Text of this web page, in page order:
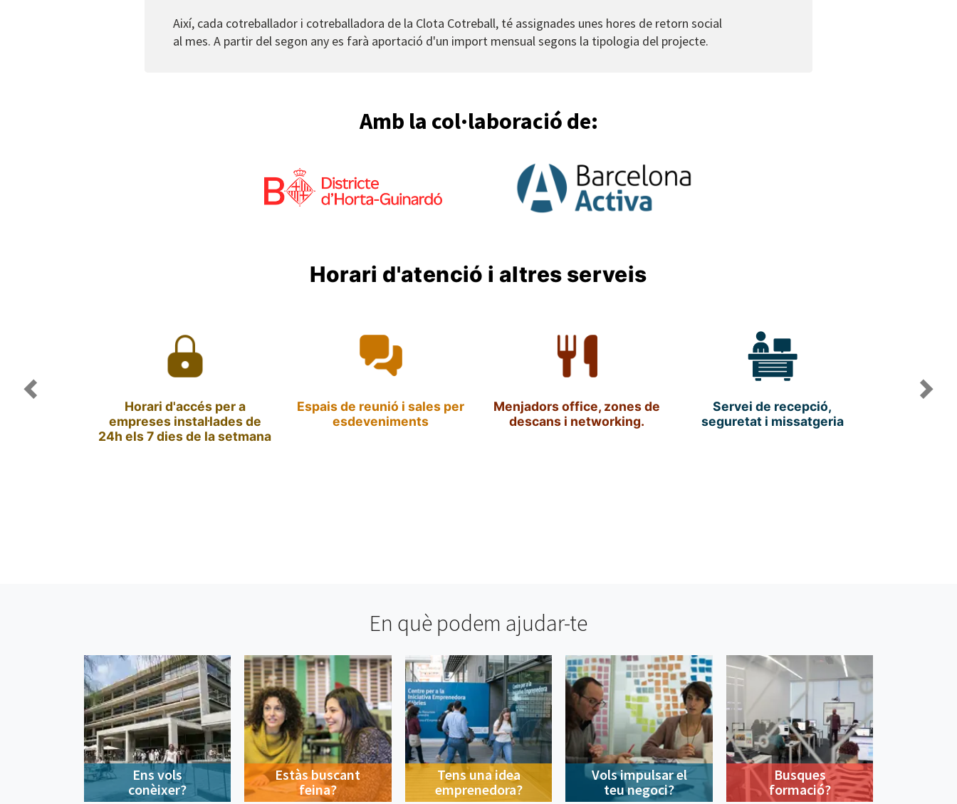
Així, cada cotreballador i cotreballadora de la Clota Cotreball, té assignades unes hores de retorn social
al mes. A partir del segon any es farà aportació d'un import mensual segons la tipologia del projecte.
Amb la col·laboració de:
Horari d'atenció i altres serveis
Horari d'accés per a
empreses instal·lades de
24h els 7 dies de la setmana
Espais de reunió i sales per
esdeveniments
Menjadors office, zones de
descans i networking.
Servei de recepció,
seguretat i missatgeria
En què podem ajudar-te
Ens vols
conèixer?
Estàs buscant
feina?
Tens una idea
emprenedora?
Vols impulsar el
teu negoci?
Busques
formació?